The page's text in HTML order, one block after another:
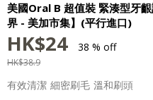
美國Oral B 超值裝 緊湊型牙
界 - 美加市集】(平行進口)
HK$24 38 % off
HK$38.9
有效清潔 細密刷毛 溫和刷頭